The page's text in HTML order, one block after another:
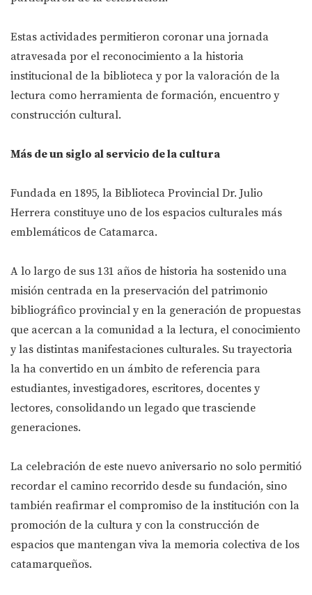
Estas actividades permitieron coronar una jornada
atravesada por el reconocimiento a la historia
institucional de la biblioteca y por la valoración de la
lectura como herramienta de formación, encuentro y
construcción cultural.
Más de un siglo al servicio de la cultura
Fundada en 1895, la Biblioteca Provincial Dr. Julio
Herrera constituye uno de los espacios culturales más
emblemáticos de Catamarca.
A lo largo de sus 131 años de historia ha sostenido una
misión centrada en la preservación del patrimonio
bibliográfico provincial y en la generación de propuestas
que acercan a la comunidad a la lectura, el conocimiento
y las distintas manifestaciones culturales. Su trayectoria
la ha convertido en un ámbito de referencia para
estudiantes, investigadores, escritores, docentes y
lectores, consolidando un legado que trasciende
generaciones.
La celebración de este nuevo aniversario no solo permitió
recordar el camino recorrido desde su fundación, sino
también reafirmar el compromiso de la institución con la
promoción de la cultura y con la construcción de
espacios que mantengan viva la memoria colectiva de los
catamarqueños.